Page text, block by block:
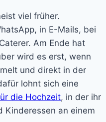
viel früher.
in E-Mails, bei
Am Ende hat
wird es erst, wenn
und direkt in der
lohnt sich eine
die Hochzeit, in der ihr
Kinderessen an einem